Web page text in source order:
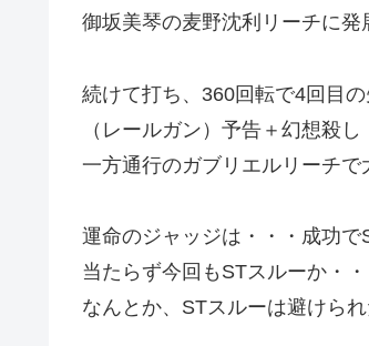
御坂美琴の麦野沈利リーチに発
続けて打ち、360回転で4回目
（レールガン）予告＋幻想殺
一方通行のガブリエルリーチで
運命のジャッジは・・・成功で
当たらず今回もSTスルーか・
なんとか、STスルーは避けられ